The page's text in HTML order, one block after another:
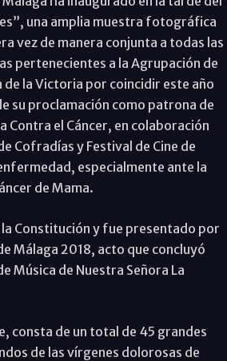
una amplia muestra fotográfica
vez de manera conjunta a todas las
pertenecientes a la Agrupación de
de la Victoria por coincidir este año
su proclamación como patrona de
Contra el Cáncer, en colaboración
Cofradías y Festival de Cine de
especialmente ante la
de Mama.
la Constitución y fue presentado por
Málaga 2018, acto que concluyó
Música de Nuestra Señora La
consta de un total de 45 grandes
de las vírgenes dolorosas de